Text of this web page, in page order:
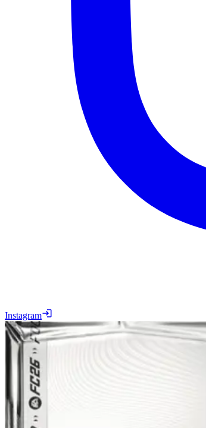
Instagram